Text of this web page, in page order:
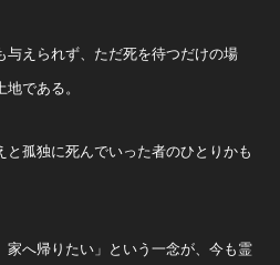
与えられず、ただ死を待つだけの場
である。
孤独に死んでいった者のひとりかも
家へ帰りたい」という一念が、今も霊